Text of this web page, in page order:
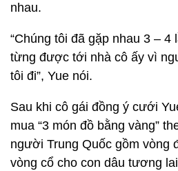
nhau.
“Chúng tôi đã gặp nhau 3 –
từng được tới nhà cô ấy vì
tôi đi”, Yue nói.
Sau khi cô gái đồng ý cưới
mua “3 món đồ bằng vàng”
người Trung Quốc gồm vòng
vòng cổ cho con dâu tương